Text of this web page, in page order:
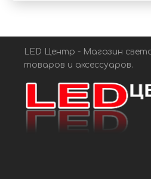
LED Центр - Магазин
товаров и аксессуаров.